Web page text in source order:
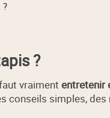
?
vraiment entretenir
conseils simples,